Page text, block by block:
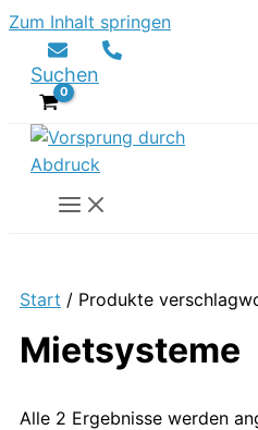
Zum Inhalt springen
Suchen
Start / Produkte
Mietsysteme
Alle 2 Ergebnisse werden